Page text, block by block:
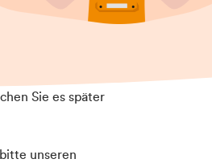
Sie es später
unseren